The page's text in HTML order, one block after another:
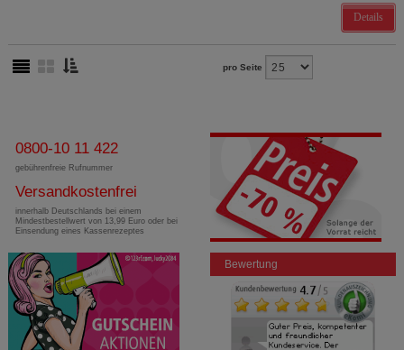
Details
pro Seite
0800-10 11 422
gebührenfreie Rufnummer
Versandkostenfrei
innerhalb Deutschlands bei einem
Mindestbestellwert von 13,99 Euro oder bei
Einsendung eines Kassenrezeptes
Bewertung